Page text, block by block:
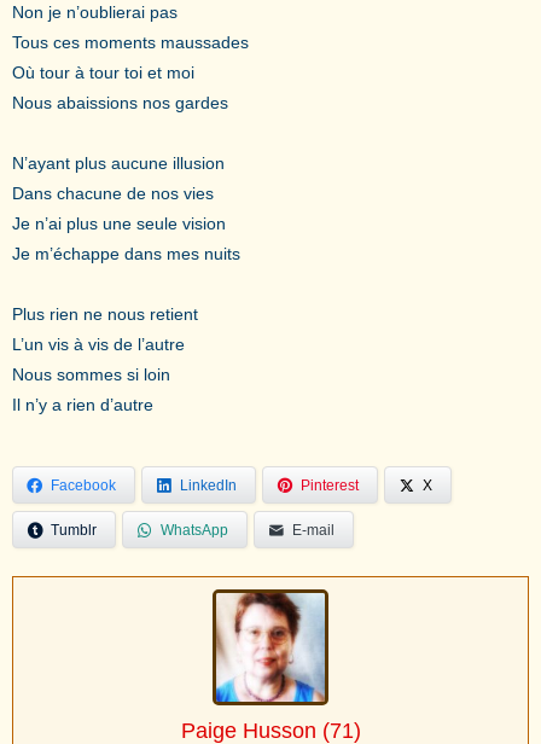
Non je n’oublierai pas
Tous ces moments maussades
Où tour à tour toi et moi
Nous abaissions nos gardes
N’ayant plus aucune illusion
Dans chacune de nos vies
Je n’ai plus une seule vision
Je m’échappe dans mes nuits
Plus rien ne nous retient
L’un vis à vis de l’autre
Nous sommes si loin
Il n’y a rien d’autre
Facebook LinkedIn Pinterest X
Tumblr WhatsApp E-mail
Paige Husson (71)